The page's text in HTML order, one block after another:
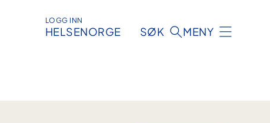
LOGG INN
HELSENORGE SØK MENY